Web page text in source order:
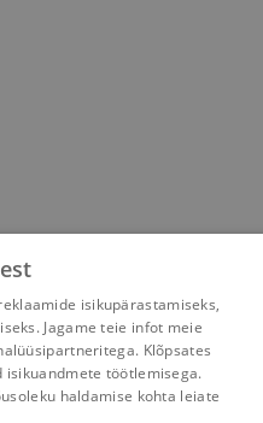
isikupärastamiseks,
Jagame teie infot meie
Klõpsates
isikuandmete töötlemisega.
haldamise kohta leiate